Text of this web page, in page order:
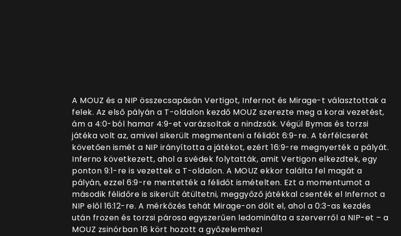
A MOUZ és a NIP összecsapásán Vertigot, Infernot és Mirage-t választottak a
felek. Az első pályán a T-oldalon kezdő MOUZ szerezte meg a korai vezetést,
ám a 4:0-ból hamar 4:9-et varázsoltak a nindzsák. Végül Bymas és torzsi
játéka volt az, amivel sikerült megmenteni a félidőt 6:9-re. A térfélcserét
követően ismét a NIP irányította a játékot, ezért 16:9-re megnyerték a pályát.
Inferno következett, ahol a svédek folytatták, amit Vertigon elkezdtek, egy
ponton 9:1-re is vezettek a T-oldalon. A MOUZ ekkor találta fel magát a
pályán, ezzel 6:9-re mentették a félidőt ismételten. Ezt a momentumot a
második félidőre is sikerült átültetni, meggyőző játékkal csenték el Infernot a
NIP elől 16:12-re. A mérkőzés tehát Mirage-on dőlt el, ahol a 0:3-as kezdés
után frozen és torzsi párosa egyszerűen ledominálta a szerverről a NIP-et – a
MOUZ zsinórban 16 kört hozott a győzelemhez!